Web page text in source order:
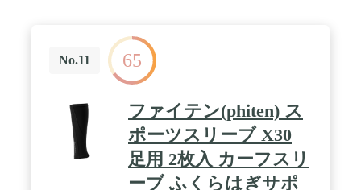
No.11 65
ファイテン(phiten) ス
ポーツスリーブ X30
足用 2枚入 カーフスリ
ーブ ふくらはぎサポ